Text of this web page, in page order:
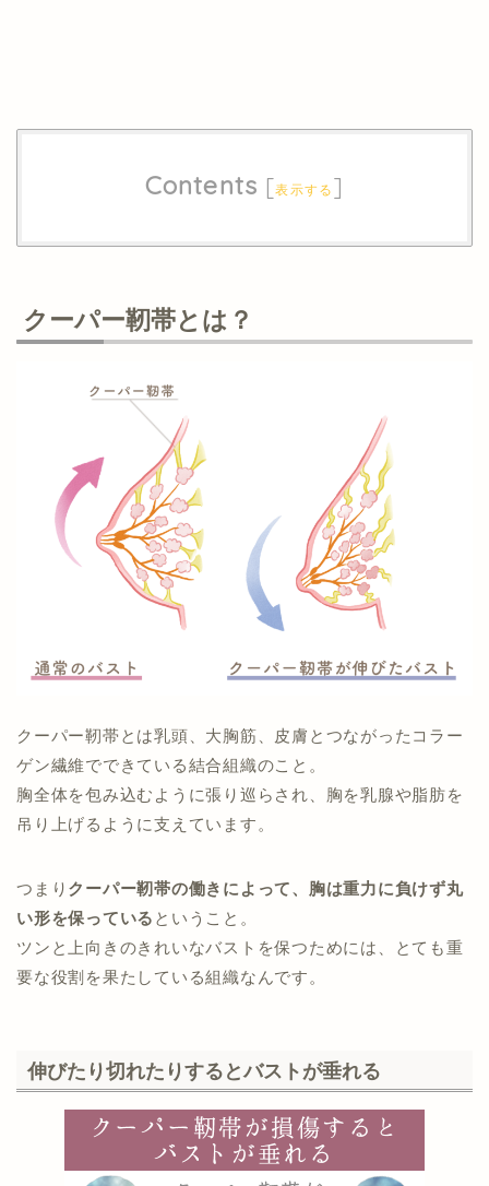
Contents [表示する ]
クーパー靭帯とは？
クーパー靭帯とは乳頭、大胸筋、皮膚とつながったコラー
ゲン繊維でできている結合組織のこと。
胸全体を包み込むように張り巡らされ、胸を乳腺や脂肪を
吊り上げるように支えています。
つまり クーパー靭帯の働きによって、胸は重力に負けず丸
い形を保っている ということ。
ツンと上向きのきれいなバストを保つためには、とても重
要な役割を果たしている組織なんです。
伸びたり切れたりするとバストが垂れる